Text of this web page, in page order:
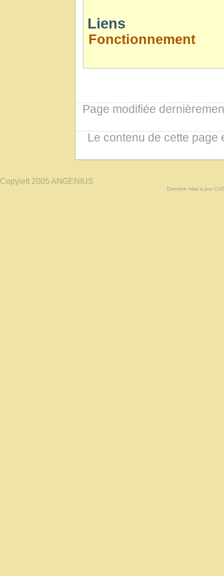
Liens
Fonctionnement
Page modifiée
Le contenu de cette
Copyleft 2005 ANGENIUS
Dernière mise à jour